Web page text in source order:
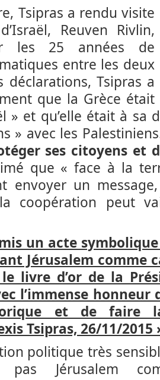
Tsipras a rendu visite
Reuven Rivlin,
les 25 années de
entre les deux
déclarations, Tsipras a
que la Grèce était
» et qu’elle était à
» avec les
ses citoyens et
que « face à la
envoyer un
coopération peut
un acte
Jérusalem comme
livre d’or de la
l’immense honneur
et de faire
Tsipras, 26/11/2015
politique très
pas Jérusalem